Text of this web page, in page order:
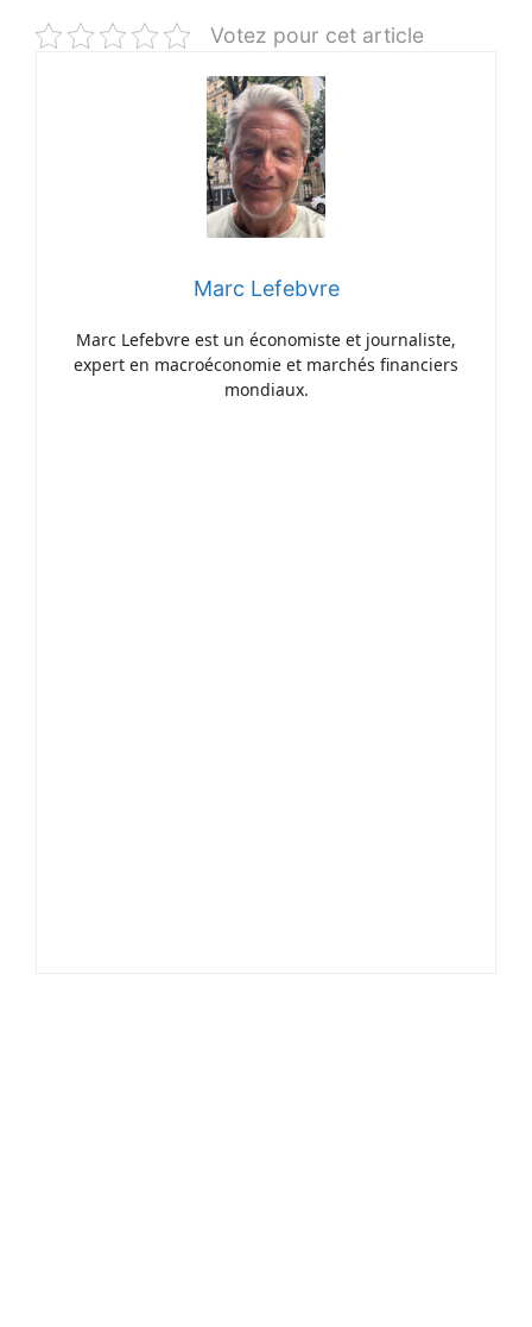
Votez pour cet article
Marc Lefebvre
Marc Lefebvre est un économiste et journaliste,
expert en macroéconomie et marchés financiers
mondiaux.